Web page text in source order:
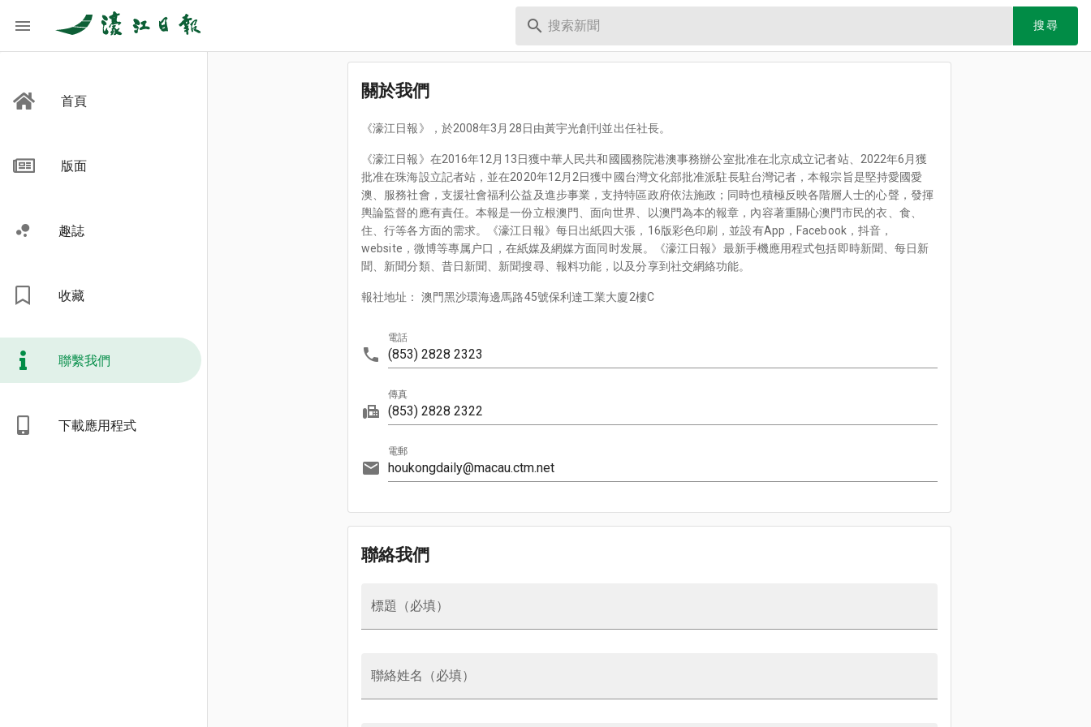
搜尋
首頁
版面
趣誌
收藏
聯繫我們
下載應用程式
關於我們
《濠江日報》，於2008年3月28日由黃宇光創刊並出任社長。
《濠江日報》在2016年12月13日獲中華人民共和國國務院港澳事務辦公室批准在北京成立记者站、2022年6月獲
批准在珠海設立記者站，並在2020年12月2日獲中國台灣文化部批准派駐長駐台灣记者，本報宗旨是堅持愛國愛
澳、服務社會，支援社會福利公益及進步事業，支持特區政府依法施政；同時也積極反映各階層人士的心聲，發揮
輿論監督的應有責任。本報是一份立根澳門、面向世界、以澳門為本的報章，內容著重關心澳門市民的衣、食、
住、行等各方面的需求。《濠江日報》每日出紙四大張，16版彩色印刷，並設有App，Facebook，抖音，
website，微博等專属户口，在紙媒及網媒方面同时发展。《濠江日報》最新手機應用程式包括即時新聞、每日新
聞、新聞分類、昔日新聞、新聞搜尋、報料功能，以及分享到社交網絡功能。
報社地址： 澳門黑沙環海邊馬路45號保利達工業大廈2樓C
電話
傳真
電郵
聯絡我們
標題（必填）
聯絡姓名（必填）